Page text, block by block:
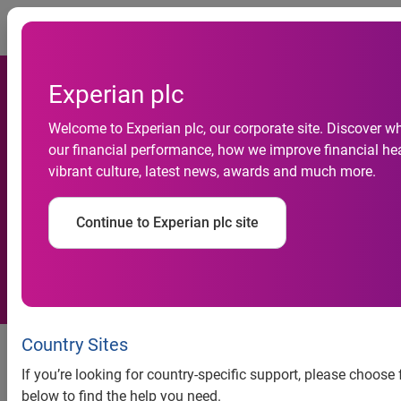
Experian plc
Welcome to Experian plc, our corporate site. Discover
our financial performance, how we improve financial
vibrant culture, latest news, awards and much more.
Continue to Experian plc site
Country Sites
If you’re looking for country-specific support, please
below to find the help you need.
Demanda das empresas por
crédito cresce 4,5% em
agosto, aponta indicador da
Serasa Experian
Demanda das empresas por
crédito cresce 4,5% em agosto,